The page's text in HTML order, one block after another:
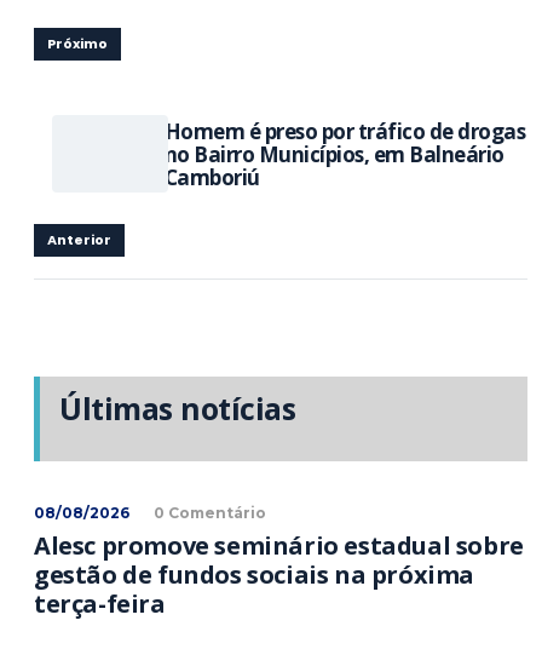
Próximo
Homem é preso por tráfico de drogas
no Bairro Municípios, em Balneário
Camboriú
Anterior
Últimas notícias
08/08/2026 0 Comentário
Alesc promove seminário estadual sobre
gestão de fundos sociais na próxima
terça-feira